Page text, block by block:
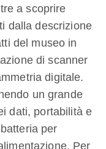
a scoprire
dalla descrizione
del museo in
di scanner
digitale.
un grande
dati, portabilità e
per
Per